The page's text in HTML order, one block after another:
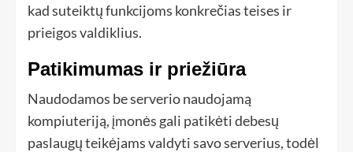
kad suteiktų funkcijoms konkrečias teises ir
prieigos valdiklius.
Patikimumas ir priežiūra
Naudodamos be serverio naudojamą
kompiuteriją, įmonės gali patikėti debesų
paslaugų teikėjams valdyti savo serverius, todėl